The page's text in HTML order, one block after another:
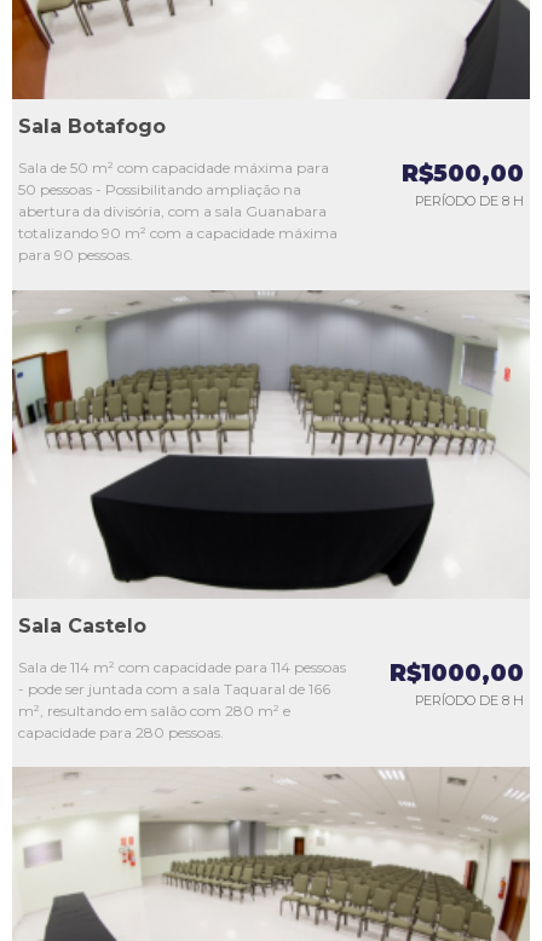
Sala Botafogo
Sala de 50 m² com capacidade máxima para
50 pessoas - Possibilitando ampliação na
abertura da divisória, com a sala Guanabara
totalizando 90 m² com a capacidade máxima
para 90 pessoas.
R$500,00
PERÍODO DE 8 H
L2
L3
L4
Sala Castelo
Sala de 114 m² com capacidade para 114 pessoas
- pode ser juntada com a sala Taquaral de 166
m², resultando em salão com 280 m² e
capacidade para 280 pessoas.
R$1000,00
PERÍODO DE 8 H
L3
L4